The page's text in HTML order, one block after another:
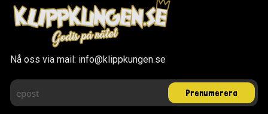
Nå oss via mail: info@klippkungen.se